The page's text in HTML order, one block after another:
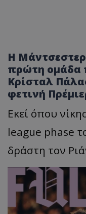
H Μάντσεστερ
πρώτη ομάδα
Κρίσταλ
φετινή
Εκεί όπου
league phase
δράστη τον